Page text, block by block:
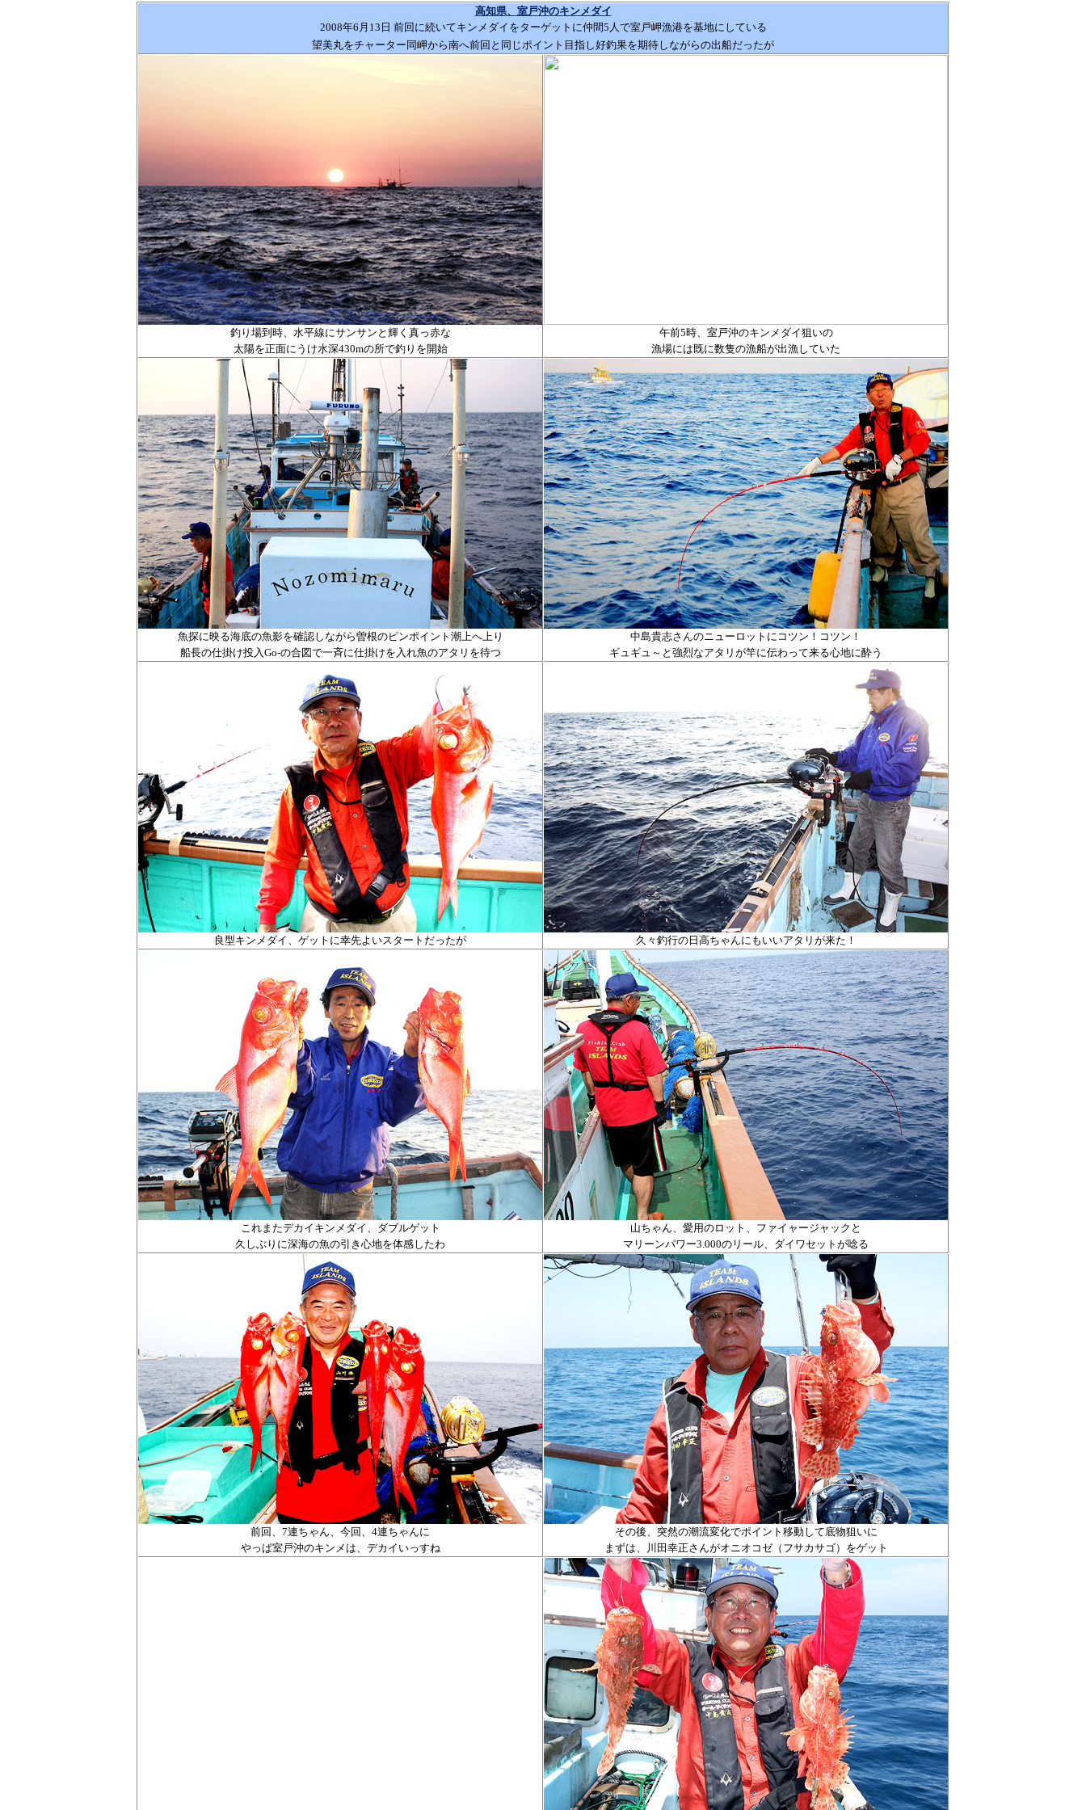
高知県、室戸沖のキンメダイ
2008年6 月 13 日 前回に続いてキンメダイをターゲットに仲間5 人で室戸岬漁港を基地にしている
望美丸をチャーター同岬から南へ前回と同じポイント目指し好釣果を期待しながらの出船だったが
釣り場到時、水平線にサンサンと輝く真っ赤な
太陽を正面にうけ水深430mの所で釣りを開始
午前5時、室戸沖のキンメダイ狙いの
漁場には既に数隻の漁船が出漁していた
魚探に映る海底の魚影を確認しながら曽根のピンポイント潮上へ上り
船長の仕掛け投入Go-の合図で一斉に仕掛けを入れ魚のアタリを待つ
中島貴志さんのニューロットにコツン！コツン！
ギュギュ～と強烈なアタリが竿に伝わって来る心地に酔う
良型キンメダイ、ゲットに幸先よいスタートだったが 久々釣行の日高ちゃんにもいいアタリが来た！
これまたデカイキンメダイ、ダブルゲット
久しぶりに深海の魚の引き心地を体感したわ
山ちゃん、愛用のロット、ファイャージャックと
マリーンパワー3.000のリール、ダイワセットが唸る
前回、 7連ちゃん、今回、 4連ちゃんに
やっぱ室戸沖のキンメは、デカイいっすね
その後、突然の潮流変化でポイント移動して底物狙いに
まずは、川田幸正さんがオニオコゼ（フサカサゴ）をゲット